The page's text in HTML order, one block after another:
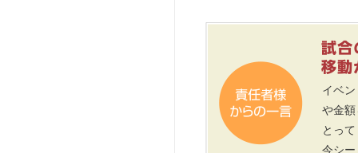
イベ
や金
とっ
今シ